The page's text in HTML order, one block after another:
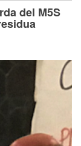
del M5S